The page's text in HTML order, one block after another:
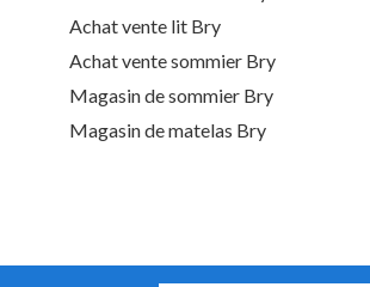
Achat vente lit Bry
Achat vente sommier Bry
Magasin de sommier Bry
Magasin de matelas Bry